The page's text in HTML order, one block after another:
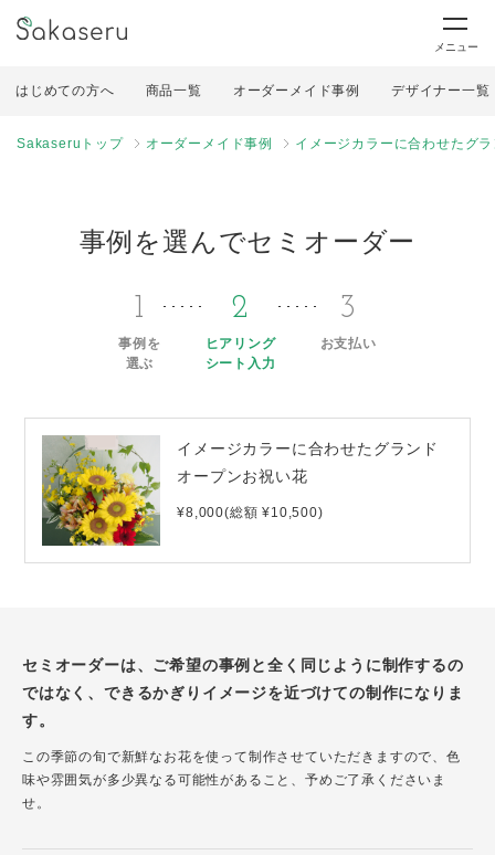
メニュー
はじめての方へ 商品一覧 オーダーメイド事例 デザイナー一覧
Sakaseruトップ オーダーメイド事例 イメージカラーに合わせたグ
事例を選んでセミオーダー
1
事例を
選ぶ
2
ヒアリング
シート入力
3
お支払い
イメージカラーに合わせたグランド
オープンお祝い花
¥8,000(総額 ¥10,500)
セミオーダーは、ご希望の事例と全く同じように制作するの
ではなく、できるかぎりイメージを近づけての制作になりま
す。
この季節の旬で新鮮なお花を使って制作させていただきますので、色
味や雰囲気が多少異なる可能性があること、予めご了承くださいま
せ。